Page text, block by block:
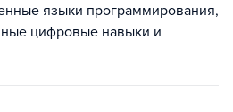
языки программирования,
цифровые навыки и